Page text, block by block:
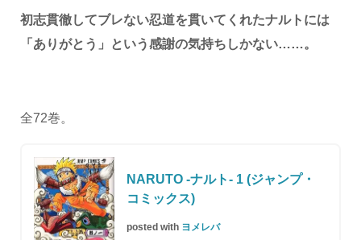
初志貫徹してブレない忍道を貫いてくれたナルトには
「ありがとう」という感謝の気持ちしかない……。
全72巻。
NARUTO -ナルト- 1 (ジャンプ・
コミックス)
posted with ヨメレバ